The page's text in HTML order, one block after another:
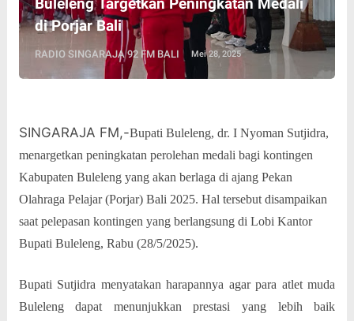
di Porjar Bali
RADIO SINGARAJA 92 FM BALI Mei 28, 2025
SINGARAJA FM,-Bupati Buleleng, dr. I Nyoman Sutjidra,
menargetkan peningkatan perolehan medali bagi kontingen
Kabupaten Buleleng yang akan berlaga di ajang Pekan
Olahraga Pelajar (Porjar) Bali 2025. Hal tersebut disampaikan
saat pelepasan kontingen yang berlangsung di Lobi Kantor
Bupati Buleleng, Rabu (28/5/2025).
Bupati Sutjidra menyatakan harapannya agar para atlet muda
Buleleng dapat menunjukkan prestasi yang lebih baik